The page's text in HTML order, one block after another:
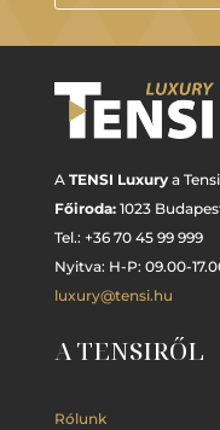
A TENSI Luxurya
Főiroda: 1023
Tel.: +36 70 45 99 999
Nyitva: H-P: 09.00-
luxury@tensi.hu
A TENSIRŐL
Rólunk